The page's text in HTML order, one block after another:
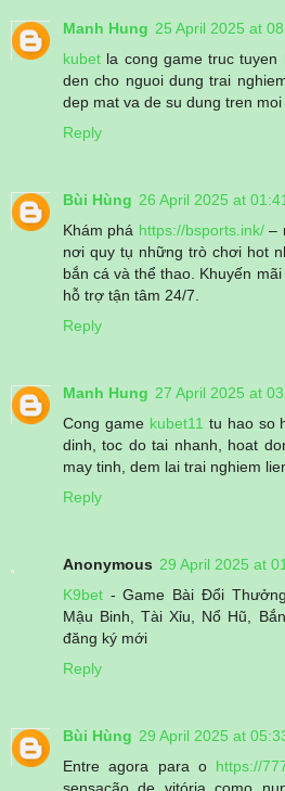
Manh Hung 25 April 2025 at
kubet la cong game truc tuyen
den cho nguoi dung trai
dep mat va de su dung tren moi
Reply
Bùi Hùng 26 April 2025 at 01:41
Khám phá https://bsports.ink/–
nơi quy tụ những trò chơi hot
bắn cá và thể thao. Khuyến
hỗ trợ tận tâm 24/7.
Reply
Manh Hung 27 April 2025 at
Cong game kubet11 tu hao so
dinh, toc do tai nhanh, hoat
may tinh, dem lai trai nghiem
Reply
Anonymous 29 April 2025 at
K9bet - Game Bài Đổi
Mậu Binh, Tài Xỉu, Nổ Hũ,
đăng ký mới
Reply
Bùi Hùng 29 April 2025 at
Entre agora para o https://